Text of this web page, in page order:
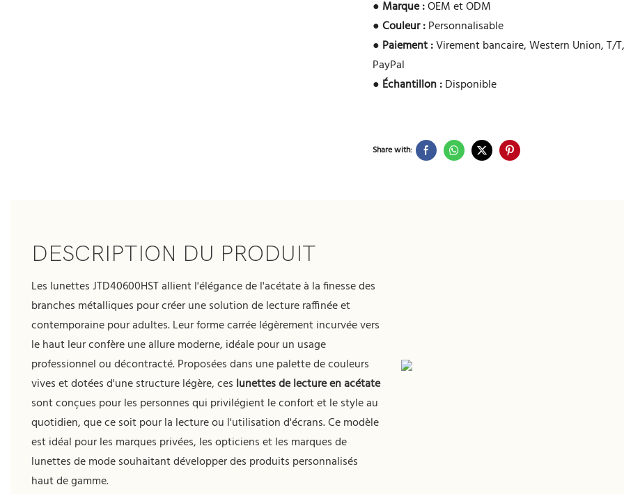
● Marque :OEM et ODM
●Couleur :Personnalisable
● Paiement :Virement bancaire, Western Union, T/
PayPal
● Échantillon :Disponible
Share with:
DESCRIPTION DU PRODUIT
Les lunettes JTD40600HST allient l'élégance de l'acétate à la finesse des
branches métalliques pour créer une solution de lecture raffinée et
contemporaine pour adultes. Leur forme carrée légèrement incurvée vers
le haut leur confère une allure moderne, idéale pour un usage
professionnel ou décontracté. Proposées dans une palette de couleurs
vives et dotées d'une structure légère, ces lunettes de lecture en acétate
sont conçues pour les personnes qui privilégient le confort et le style au
quotidien, que ce soit pour la lecture ou l'utilisation d'écrans. Ce modèle
est idéal pour les marques privées, les opticiens et les marques de
lunettes de mode souhaitant développer des produits personnalisés
haut de gamme.